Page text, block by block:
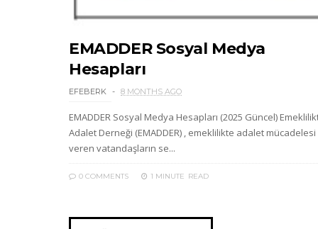
EMADDER Sosyal Medya
Hesapları
EFEBERK 8 MONTHS AGO
EMADDER Sosyal Medya Hesapları (2025 Güncel)
Adalet Derneği (EMADDER) , emeklilikte adalet mücadelesi
veren vatandaşların se...
0 COMMENTS 1 MINUTE READ